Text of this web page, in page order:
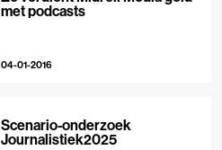
met podcasts
04-01-2016
Scenario-onderzoek
Journalistiek2025